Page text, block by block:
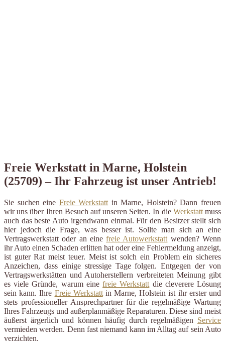
Freie Werkstatt in Marne, Holstein
(25709) – Ihr Fahrzeug ist unser Antrieb!
Sie suchen eine Freie Werkstatt in Marne, Holstein? Dann freuen
wir uns über Ihren Besuch auf unseren Seiten. In die Werkstattmuss
auch das beste Auto irgendwann einmal. Für den Besitzer stellt sich
hier jedoch die Frage, was besser ist. Sollte man sich an eine
Vertragswerkstatt oder an einefreie Autowerkstatt wenden? Wenn
ihr Auto einen Schaden erlitten hat oder eine Fehlermeldung anzeigt,
ist guter Rat meist teuer. Meist ist solch ein Problem ein sicheres
Anzeichen, dass einige stressige Tage folgen. Entgegen der von
Vertragswerkstätten und Autoherstellern verbreiteten Meinung gibt
es viele Gründe, warum einefreie Werkstatt die cleverere Lösung
sein kann. Ihre Freie Werkstattin Marne, Holstein ist ihr erster und
stets professioneller Ansprechpartner für die regelmäßige Wartung
Ihres Fahrzeugs und außerplanmäßige Reparaturen. Diese sind meist
äußerst ärgerlich und können häufig durch regelmäßigen Service
vermieden werden. Denn fast niemand kann im Alltag auf sein Auto
verzichten.